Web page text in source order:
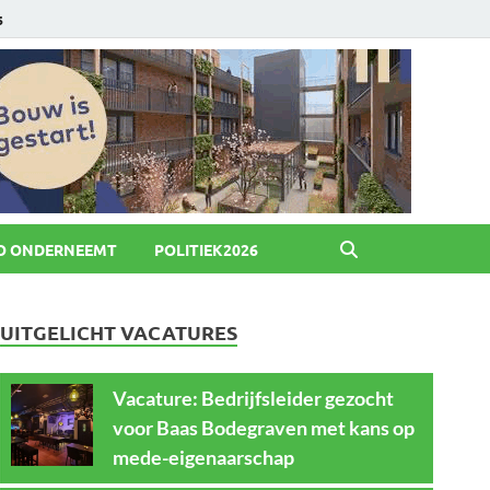
ONDERNEEMT POLITIEK2026
UITGELICHT VACATURES
Vacature: Bedrijfsleider gezocht
voor Baas Bodegraven met kans op
mede-eigenaarschap